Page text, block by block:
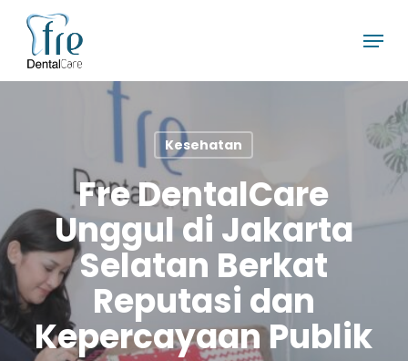
main
content
Menu
Kesehatan
Fre DentalCare
Unggul di Jakarta
Selatan Berkat
Reputasi dan
Kepercayaan Publik